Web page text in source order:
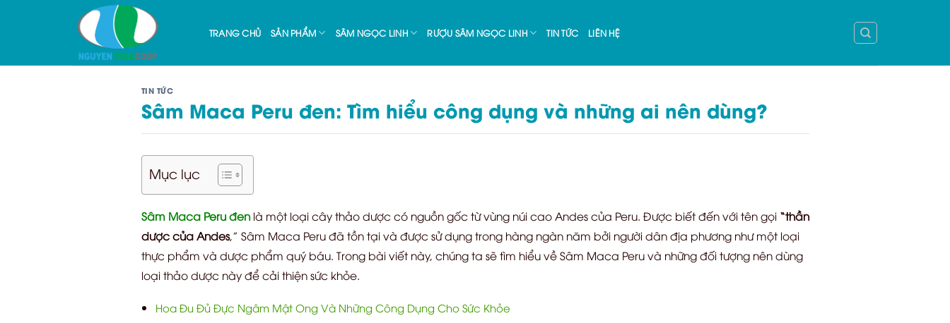
TRANG CHỦ SẢN PHẨM SÂM NGỌC LINH RƯỢU SÂM NGỌC LINH TIN TỨC LIÊN HỆ
TIN TỨC
Sâm Maca Peru đen: Tìm hiểu công dụng và những ai nên dùng?
Mục lục
Sâm Maca Peru đenlà một loại cây thảo dược có nguồn gốc từ vùng núi cao Andes của Peru. Được biết đến với tên gọi “thần
dược của Andes,” Sâm Maca Peru đã tồn tại và được sử dụng trong hàng ngàn năm bởi người dân địa phương như một loại
thực phẩm và dược phẩm quý báu. Trong bài viết này, chúng ta sẽ tìm hiểu về Sâm Maca Peru và những đối tượng nên dùng
loại thảo dược này để cải thiện sức khỏe.
Hoa Đu Đủ Đực Ngâm Mật Ong Và Những Công Dụng Cho Sức Khỏe